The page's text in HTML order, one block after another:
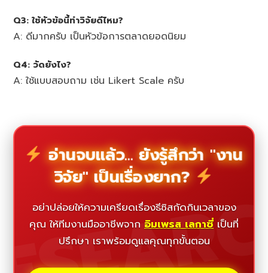
Q3: ใช้หัวข้อนี้ทำวิจัยดีไหม?
A: ดีมากครับ เป็นหัวข้อการตลาดยอดนิยม
Q4: วัดยังไง?
A: ใช้แบบสอบถาม เช่น Likert Scale ครับ
อ่านจบแล้ว... ยังรู้สึกว่า "งาน
วิจัย" เป็นเรื่องยาก?
อย่าปล่อยให้ความเครียดเรื่องธีซิสกัดกินเวลาของ
คุณ ให้ทีมงานมืออาชีพจาก อิมเพรส เลกาซี่ เป็นที่
ปรึกษา เราพร้อมดูแลคุณทุกขั้นตอน